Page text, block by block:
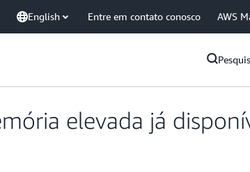
English Entre em contato conosco AWS
elevada já